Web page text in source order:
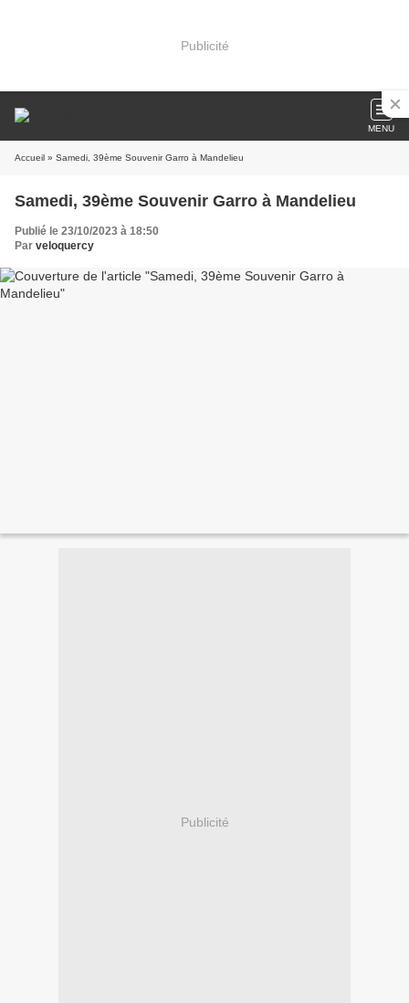
Publicité
MENU
Accueil » Samedi, 39ème Souvenir Garro à Mandelieu
Samedi, 39ème Souvenir Garro à Mandelieu
Publié le 23/10/2023 à 18:50
Par veloquercy
Publicité